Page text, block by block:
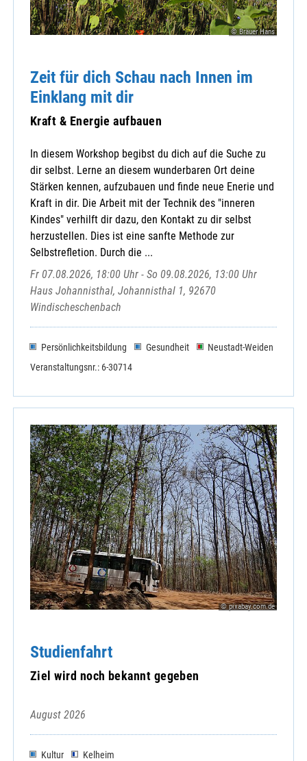
© Bräuer Hans
Zeit für dich Schau nach Innen im
Einklang mit dir
Kraft & Energie aufbauen
In diesem Workshop begibst du dich auf die Suche zu
dir selbst. Lerne an diesem wunderbaren Ort deine
Stärken kennen, aufzubauen und finde neue Enerie und
Kraft in dir. Die Arbeit mit der Technik des "inneren
Kindes" verhilft dir dazu, den Kontakt zu dir selbst
herzustellen. Dies ist eine sanfte Methode zur
Selbstrefletion. Durch die ...
Fr 07.08.2026, 18:00 Uhr - So 09.08.2026, 13:00 Uhr
Haus Johannisthal, Johannisthal 1, 92670
Windischeschenbach
Persönlichkeitsbildung Gesundheit
Neustadt-Weiden
Veranstaltungsnr.: 6-30714
© pixabay.com.de
Studienfahrt
Ziel wird noch bekannt gegeben
August 2026
Kultur
Kelheim